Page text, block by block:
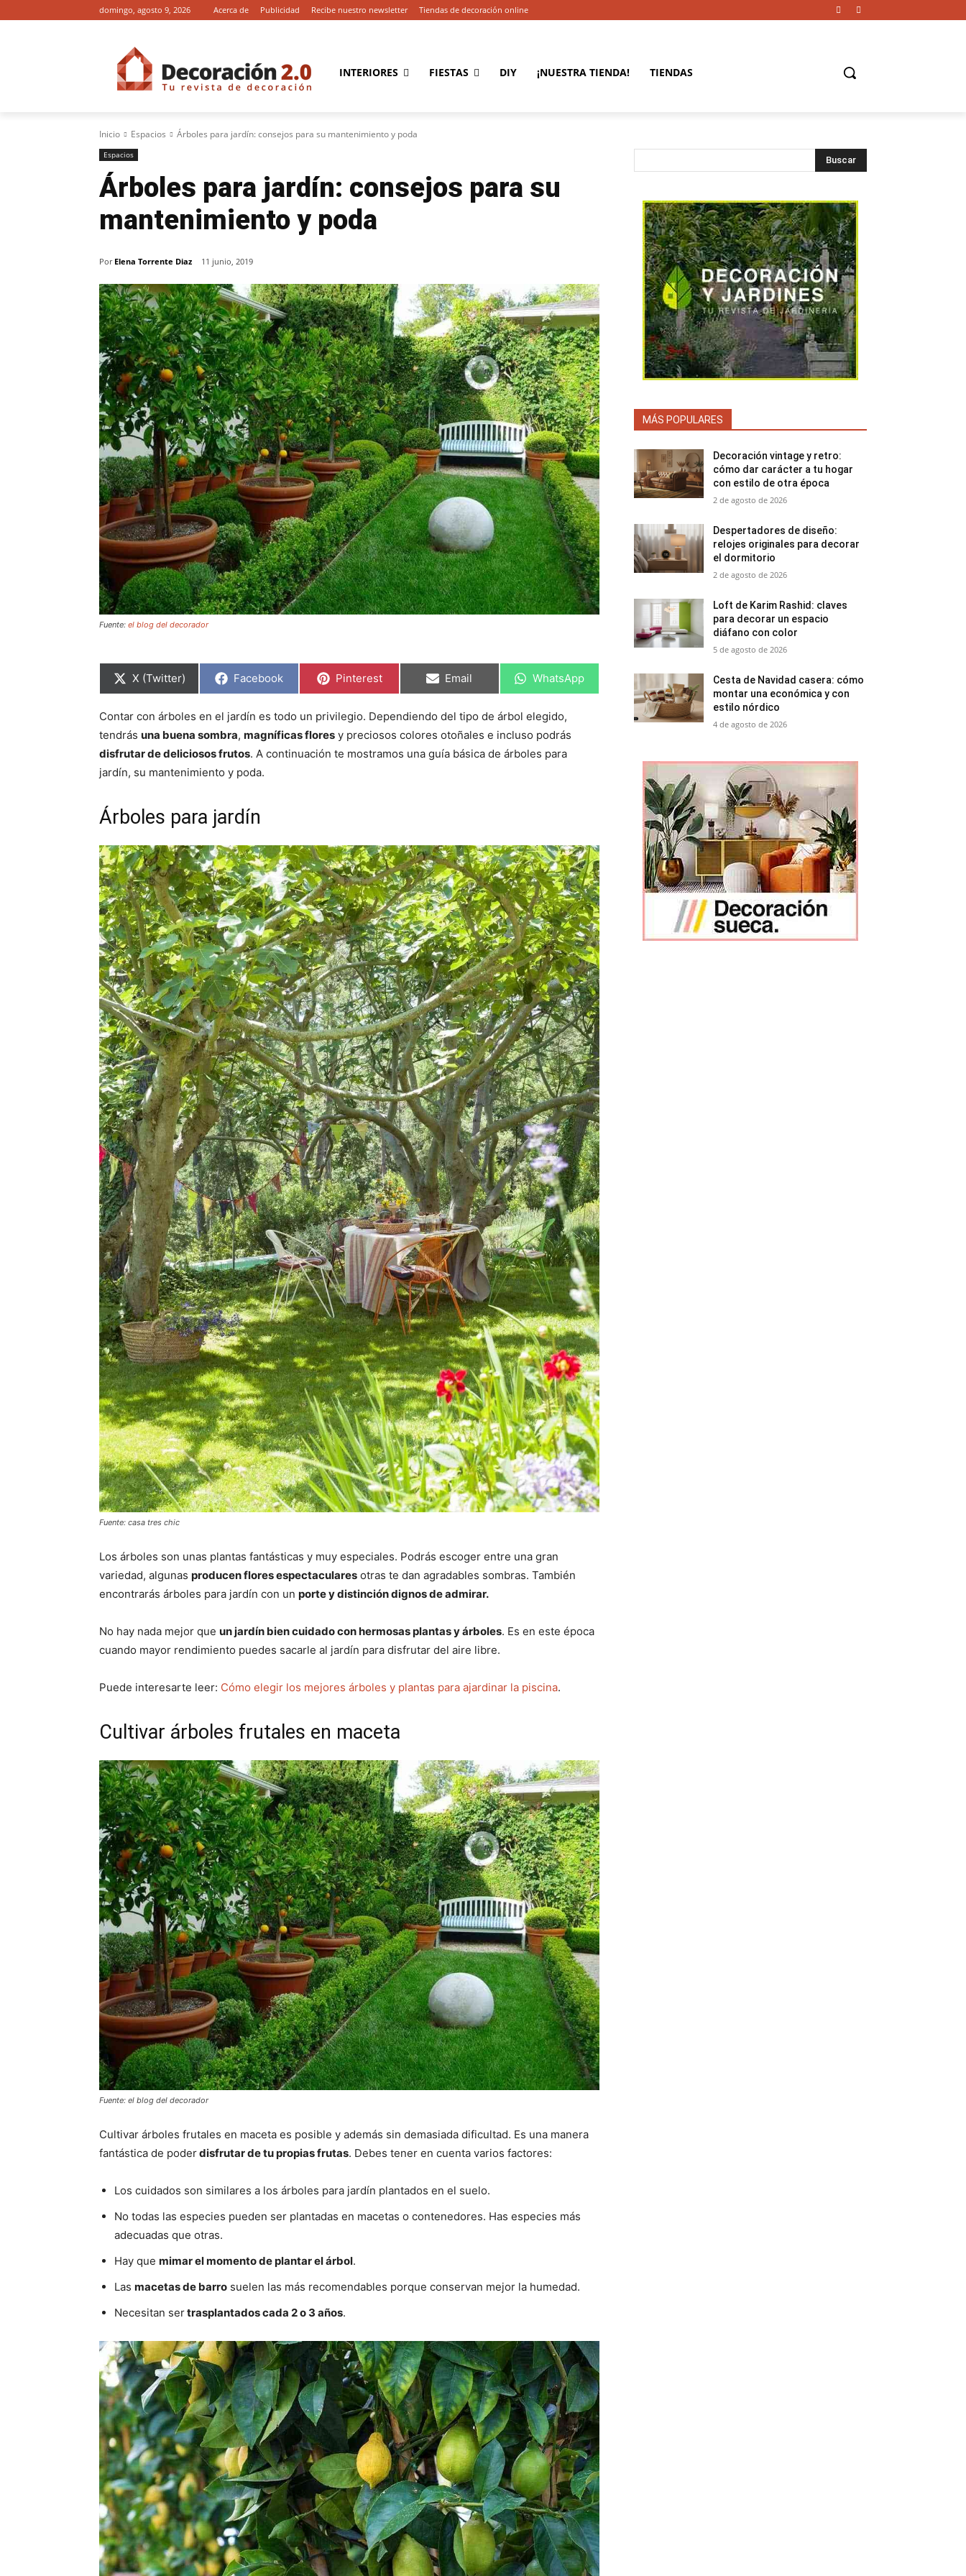
domingo, agosto 9, 2026 Acerca de Publicidad Recibe nuestro newsletter Tiendas de decoración online
INTERIORES FIESTAS DIY ¡NUESTRA TIENDA! TIENDAS
Inicio Espacios Árboles para jardín: consejos para su mantenimiento y poda
Espacios
Árboles para jardín: consejos para su
mantenimiento y poda
Por Elena Torrente Diaz 11 junio, 2019
Fuente: el blog del decorador
C
a
r
t
i
e
X (Twitter) C
a
r
t
i
e
Facebook C
p
a
r
t
i
Pinterest C
p
a
r
t
i
Email C
p
a
r
t
i
WhatsApp
Contar con árboles en el jardín es todo un privilegio. Dependiendo del tipo de árbol elegido,
tendrás una buena sombra, magníficas flores y preciosos colores otoñales e incluso podrás
disfrutar de deliciosos frutos. A continuación te mostramos una guía básica de árboles para
jardín, su mantenimiento y poda.
Árboles para jardín
Fuente: casa tres chic
Los árboles son unas plantas fantásticas y muy especiales. Podrás escoger entre una gran
variedad, algunas producen flores espectaculares otras te dan agradables sombras. También
encontrarás árboles para jardín con un porte y distinción dignos de admirar.
No hay nada mejor que un jardín bien cuidado con hermosas plantas y árboles. Es en este época
cuando mayor rendimiento puedes sacarle al jardín para disfrutar del aire libre.
Puede interesarte leer: Cómo elegir los mejores árboles y plantas para ajardinar la piscina.
Cultivar árboles frutales en maceta
Fuente: el blog del decorador
Cultivar árboles frutales en maceta es posible y además sin demasiada dificultad. Es una manera
fantástica de poderdisfrutar de tu propias frutas. Debes tener en cuenta varios factores:
Los cuidados son similares a los árboles para jardín plantados en el suelo.
No todas las especies pueden ser plantadas en macetas o contenedores. Has especies más
adecuadas que otras.
Hay que mimar el momento de plantar el árbol.
Las macetas de barro suelen las más recomendables porque conservan mejor la humedad.
Necesitan sertrasplantados cada 2 o 3 años.
Buscar
MÁS POPULARES
Decoración vintage y retro:
cómo dar carácter a tu hogar
con estilo de otra época
2 de agosto de 2026
Despertadores de diseño:
relojes originales para decorar
el dormitorio
2 de agosto de 2026
Loft de Karim Rashid: claves
para decorar un espacio
diáfano con color
5 de agosto de 2026
Cesta de Navidad casera: cómo
montar una económica y con
estilo nórdico
4 de agosto de 2026